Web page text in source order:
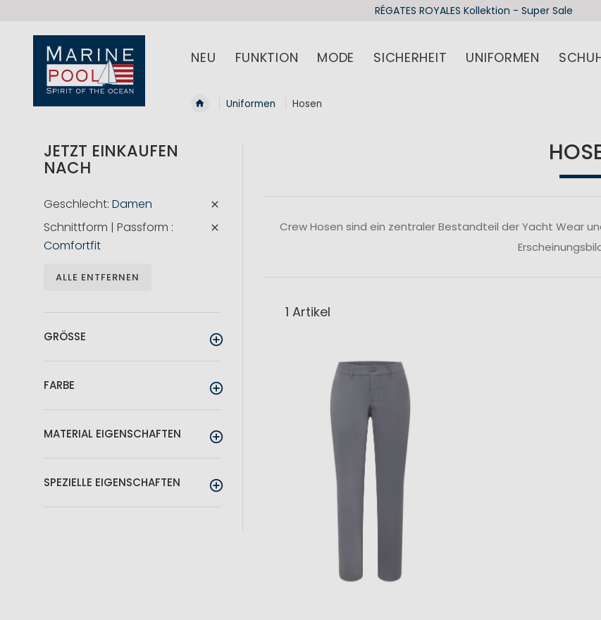
Mid Season Sale - Jetzt bei
NEU FUNKTION MODE SICHERHEIT UNIFORMEN
Uniformen Hosen
Crew Hosen sind ein zentraler Bestandteil der Yacht Wear
1 Artikel
JETZT EINKAUFEN
NACH
Geschlecht Damen
Schnittform | Passform
Comfortfit
ALLE ENTFERNEN
GRÖSSE
FARBE
MATERIAL EIGENSCHAFTEN
SPEZIELLE EIGENSCHAFTEN